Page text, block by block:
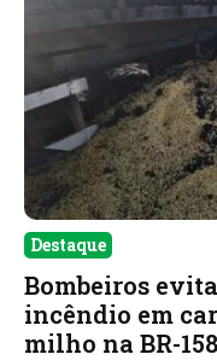
Destaque
Bombeiros
incêndio em
milho na BR-158